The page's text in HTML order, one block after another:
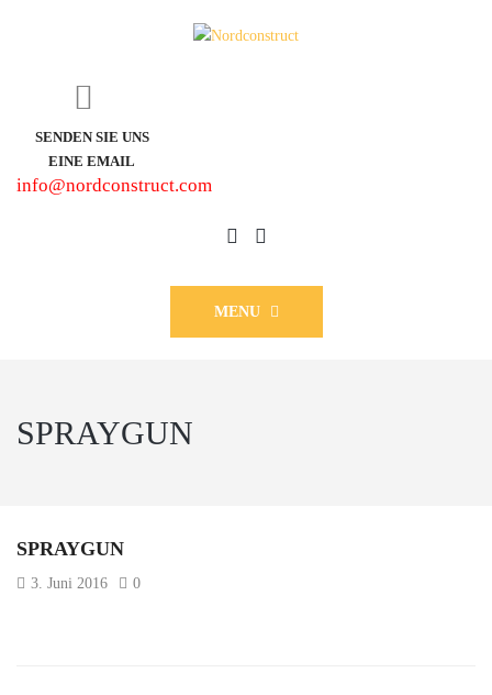
SENDEN SIE UNS
EINE EMAIL
info@nordconstruct.com
MENU
SPRAYGUN
SPRAYGUN
3. Juni 2016 0